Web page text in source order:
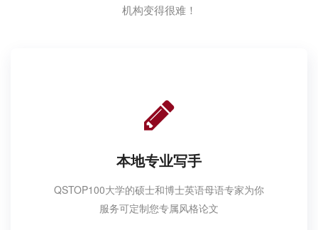
机构变得很难！
本地专业写手
QSTOP100大学的硕士和博士英语母语专家为你
服务可定制您专属风格论文